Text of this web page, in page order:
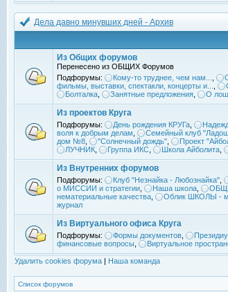
Дела давно минувших дней - Архив
Из Общих форумов
Перенесено из ОБЩИХ Форумов
Подфорумы:
Кому-то труднее, чем нам...
фильмы, выставки, спектакли, концерты и...
Болталка
Занятные предложения О
Из проектов Круга
Подфорумы: День рождения КРУГа
воля к добрым делам
Семейный клуб
дом №8
"Солнечный дождь" Проект
ЛУЧНИК
Группа ИКС Школа Айболита
Из Внутренних форумов
Подфорумы: Клуб "Незнайка - Любознайка"
о МИССИИ и стратегии
Наша школа
нематериальные качества
Облик ШКОЛЫ -
журнал
Из Виртуального офиса Круга
Подфорумы: Формы документов
финансовые вопросы
Виртуальное
Удалить cookies форума | Наша команда
Список форумов